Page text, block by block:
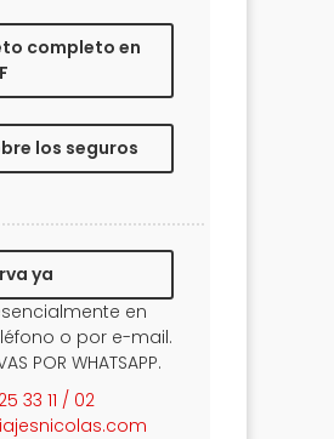
completo en
los seguros
ya
en
o por e-mail.
POR WHATSAPP.
33 11 / 02